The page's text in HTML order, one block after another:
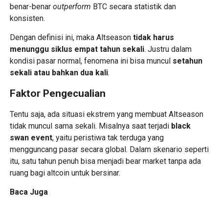
benar-benar outperform BTC secara statistik dan
konsisten.
Dengan definisi ini, maka Altseason tidak harus
menunggu siklus empat tahun sekali. Justru dalam
kondisi pasar normal, fenomena ini bisa muncul setahun
sekali atau bahkan dua kali.
Faktor Pengecualian
Tentu saja, ada situasi ekstrem yang membuat Altseason
tidak muncul sama sekali. Misalnya saat terjadi black
swan event, yaitu peristiwa tak terduga yang
mengguncang pasar secara global. Dalam skenario seperti
itu, satu tahun penuh bisa menjadi bear market tanpa ada
ruang bagi altcoin untuk bersinar.
Baca Juga